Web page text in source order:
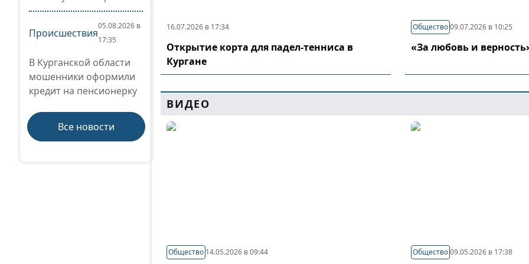
Происшествия
05.08.2026 в
17:35
В Курганской области
мошенники оформили
кредит на пенсионерку
Все новости
16.07.2026 в 17:34
Открытие корта для падел-тенниса в
Кургане
Общество 09.07.2026 в 10:25
«За любовь и
ВИДЕО
Общество 14.05.2026 в 09:44 Общество 09.05.2026 в 17:38